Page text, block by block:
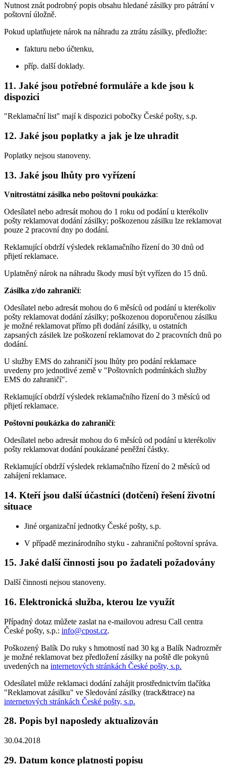
Nutnost znát podrobný popis obsahu hledané zásilky pro pátrání v
poštovní úložně.
Pokud uplatňujete nárok na náhradu za ztrátu zásilky, předložte:
fakturu nebo účtenku,
příp. další doklady.
11. Jaké jsou potřebné formuláře a kde jsou k
dispozici
"Reklamační list" mají k dispozici pobočky České pošty, s.p.
12. Jaké jsou poplatky a jak je lze uhradit
Poplatky nejsou stanoveny.
13. Jaké jsou lhůty pro vyřízení
Vnitrostátní zásilka nebo poštovní poukázka:
Odesílatel nebo adresát mohou do 1 roku od podání u kterékoliv
pošty reklamovat dodání zásilky; poškozenou zásilku lze reklamovat
pouze 2 pracovní dny po dodání.
Reklamující obdrží výsledek reklamačního řízení do 30 dnů od
přijetí reklamace.
Uplatněný nárok na náhradu škody musí být vyřízen do 15 dnů.
Zásilka z/do zahraničí:
Odesílatel nebo adresát mohou do 6 měsíců od podání u kterékoliv
pošty reklamovat dodání zásilky; poškozenou doporučenou zásilku
je možné reklamovat přímo při dodání zásilky, u ostatních
zapsaných zásilek lze poškození reklamovat do 2 pracovních dnů po
dodání.
U služby EMS do zahraničí jsou lhůty pro podání reklamace
uvedeny pro jednotlivé země v "Poštovních podmínkách služby
EMS do zahraničí".
Reklamující obdrží výsledek reklamačního řízení do 3 měsíců od
přijetí reklamace.
Poštovní poukázka do zahraničí:
Odesílatel nebo adresát mohou do 6 měsíců od podání u kterékoliv
pošty reklamovat dodání poukázané peněžní částky.
Reklamující obdrží výsledek reklamačního řízení do 2 měsíců od
zahájení reklamace.
14. Kteří jsou další účastníci (dotčení) řešení životní
situace
Jiné organizační jednotky České pošty, s.p.
V případě mezinárodního styku - zahraniční poštovní správa.
15. Jaké další činnosti jsou po žadateli požadovány
Další činnosti nejsou stanoveny.
16. Elektronická služba, kterou lze využít
Případný dotaz můžete zaslat na e-mailovou adresu Call centra
České pošty, s.p.: info@cpost.cz.
Poškozený Balík Do ruky s hmotností nad 30 kg a Balík Nadrozměr
je možné reklamovat bez předložení zásilky na poště dle pokynů
uvedených na internetových stránkách České pošty, s.p.
Odesílatel může reklamaci dodání zahájit prostřednictvím tlačítka
"Reklamovat zásilku" ve Sledování zásilky (track&trace) na
internetových stránkách České pošty, s.p.
28. Popis byl naposledy aktualizován
30.04.2018
29. Datum konce platnosti popisu